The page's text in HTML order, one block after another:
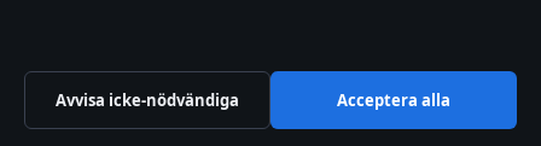
Innehållet är endast avsett för allmän information och
ska inte betraktas som medicinsk, finansiell eller
juridisk rådgivning. Sponsrat material är tydligt märkt.
Avvisa icke-nödvändiga Acceptera alla